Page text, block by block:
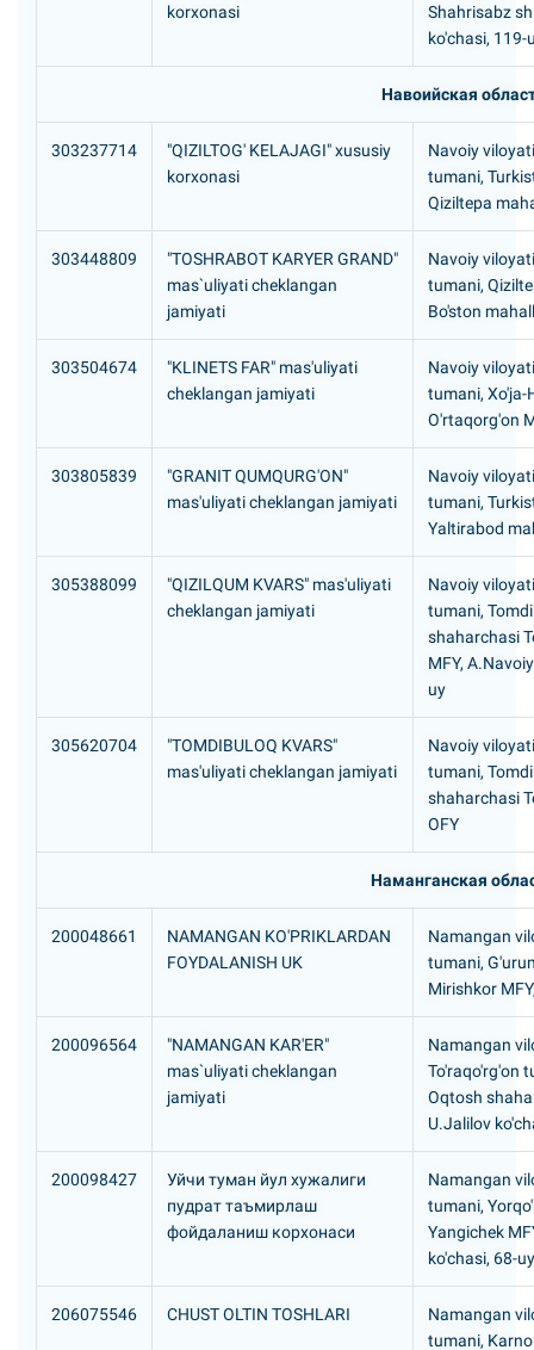
korxonasi
Shahrisabz
ko'chasi, 119-
Навоийская
303237714
"QIZILTOG' KELAJAGI" xususiy
korxonasi
Navoiy
tumani,
Qiziltepa
303448809
"TOSHRABOT KARYER GRAND"
mas`uliyati cheklangan
jamiyati
Navoiy
tumani,
Bo'ston
303504674
"KLINETS FAR" mas'uliyati
cheklangan jamiyati
Navoiy
tumani, Xo'ja-
O'rtaqorg'on
303805839
"GRANIT QUMQURG'ON"
mas'uliyati cheklangan jamiyati
Navoiy
tumani,
Yaltirabod
305388099
"QIZILQUM KVARS" mas'uliyati
cheklangan jamiyati
Navoiy
tumani,
shaharchasi
MFY,
uy
305620704
"TOMDIBULOQ KVARS"
mas'uliyati cheklangan jamiyati
Navoiy
tumani,
shaharchasi
OFY
Наманганская
200048661
NAMANGAN KO'PRIKLARDAN
FOYDALANISH UK
Namangan
tumani,
Mirishkor
200096564
"NAMANGAN KAR'ER"
mas`uliyati cheklangan
jamiyati
Namangan
To'raqo'rg'on
Oqtosh
U.Jalilov
200098427
Уйчи туман йул хужалиги
пудрат таъмирлаш
фойдаланиш корхонаси
Namangan
tumani,
Yangichek
ko'chasi, 68-uy
206075546 CHUST OLTIN TOSHLARI
Namangan
tumani,